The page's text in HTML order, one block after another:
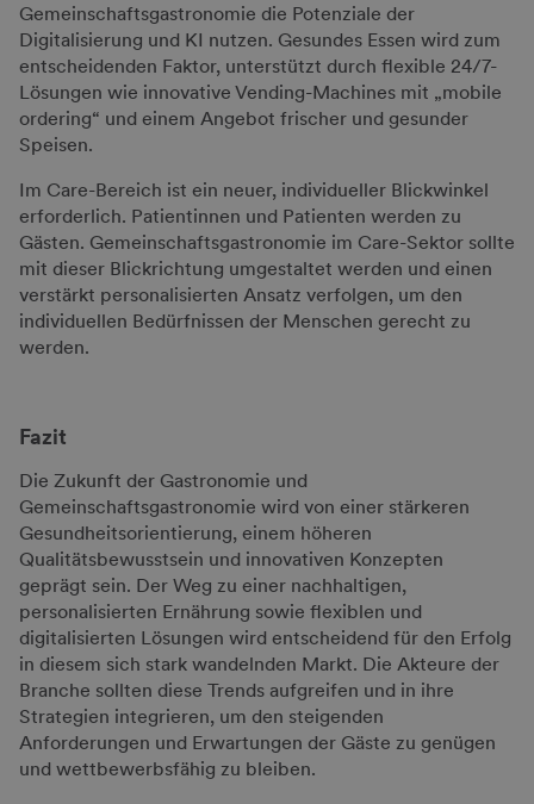
Gemeinschaftsgastronomie die Potenziale der
Digitalisierung und KI nutzen. Gesundes Essen wird zum
entscheidenden Faktor, unterstützt durch flexible 24/7-
Lösungen wie innovative Vending-Machines mit „mobile
ordering“ und einem Angebot frischer und gesunder
Speisen.
Im Care-Bereich ist ein neuer, individueller Blickwinkel
erforderlich. Patientinnen und Patienten werden zu
Gästen. Gemeinschaftsgastronomie im Care-Sektor sollte
mit dieser Blickrichtung umgestaltet werden und einen
verstärkt personalisierten Ansatz verfolgen, um den
individuellen Bedürfnissen der Menschen gerecht zu
werden.
Fazit
Die Zukunft der Gastronomie und
Gemeinschaftsgastronomie wird von einer stärkeren
Gesundheitsorientierung, einem höheren
Qualitätsbewusstsein und innovativen Konzepten
geprägt sein. Der Weg zu einer nachhaltigen,
personalisierten Ernährung sowie flexiblen und
digitalisierten Lösungen wird entscheidend für den Erfolg
in diesem sich stark wandelnden Markt. Die Akteure der
Branche sollten diese Trends aufgreifen und in ihre
Strategien integrieren, um den steigenden
Anforderungen und Erwartungen der Gäste zu genügen
und wettbewerbsfähig zu bleiben.